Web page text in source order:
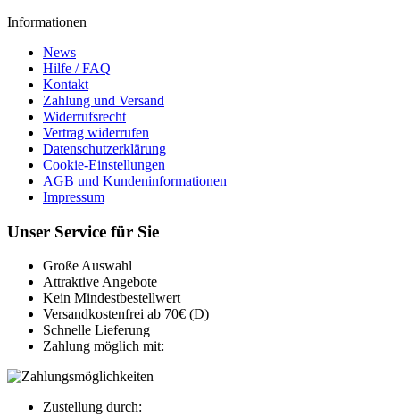
Informationen
News
Hilfe / FAQ
Kontakt
Zahlung und Versand
Widerrufsrecht
Vertrag widerrufen
Datenschutzerklärung
Cookie-Einstellungen
AGB und Kundeninformationen
Impressum
Unser Service für Sie
Große Auswahl
Attraktive Angebote
Kein Mindestbestellwert
Versandkostenfrei ab 70€ (D)
Schnelle Lieferung
Zahlung möglich mit:
Zustellung durch: